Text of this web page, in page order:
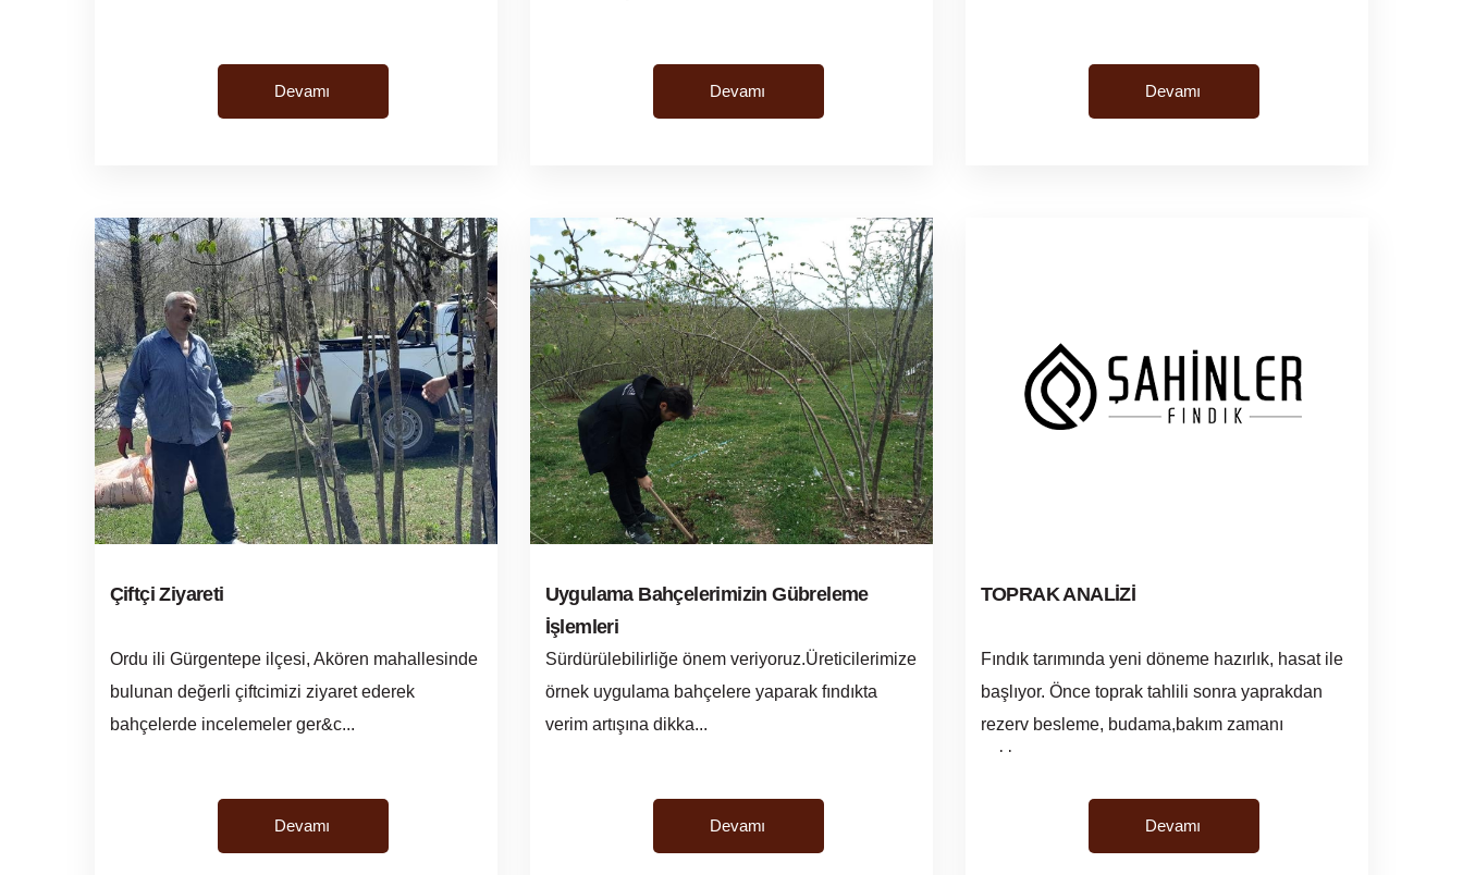
Devamı Devamı Devamı
Çiftçi Ziyareti
Ordu ili Gürgentepe ilçesi, Akören mahallesinde
bulunan değerli çiftcimizi ziyaret ederek
bahçelerde incelemeler ger&c...
Devamı
Uygulama Bahçelerimizin Gübreleme
İşlemleri
Sürdürülebilirliğe önem veriyoruz.Üreticilerimize
örnek uygulama bahçelere yaparak fındıkta
verim artışına dikka...
Devamı
TOPRAK ANALİZİ
Fındık tarımında yeni döneme hazırlık, hasat ile
başlıyor. Önce toprak tahlili sonra yaprakdan
rezerv besleme, budama,bakım zamanı
yaklaşıyo...
Devamı